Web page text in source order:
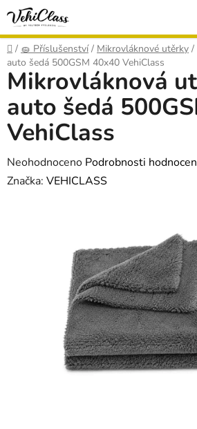
Přejít
obsah
Domů
/ 🧽 Příslušenství / Mikrovláknové utěrky /
auto šedá 500GSM 40x40 VehiClass
Mikrovláknová
auto šedá
VehiClass
Průměrné
hodnocení
Neohodnoceno Podrobnosti
Značka: VEHICLASS